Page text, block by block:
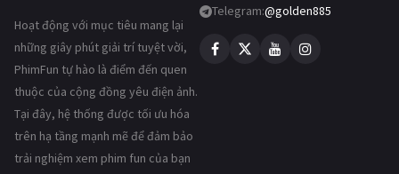
Hoạt động với mục tiêu mang lại
những giây phút giải trí tuyệt vời,
PhimFun tự hào là điểm đến quen
thuộc của cộng đồng yêu điện ảnh.
Tại đây, hệ thống được tối ưu hóa
trên hạ tầng mạnh mẽ để đảm bảo
trải nghiệm xem phim fun của bạn
Telegram:@golden885